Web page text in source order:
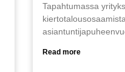
Tapahtumassa
Read more